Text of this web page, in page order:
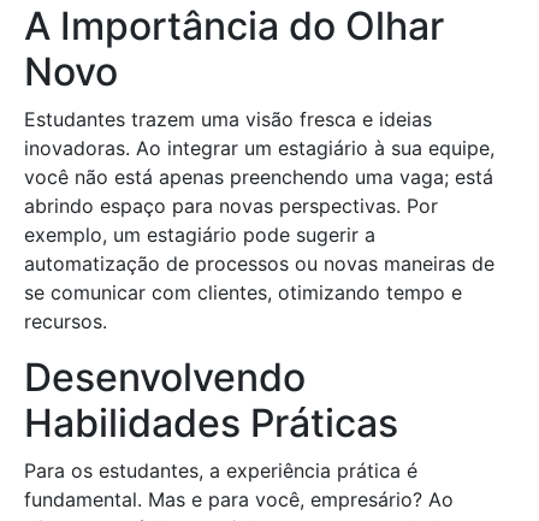
A Importância do Olhar
Novo
Estudantes trazem uma visão fresca e ideias
inovadoras. Ao integrar um estagiário à sua equipe,
você não está apenas preenchendo uma vaga; está
abrindo espaço para novas perspectivas. Por
exemplo, um estagiário pode sugerir a
automatização de processos ou novas maneiras de
se comunicar com clientes, otimizando tempo e
recursos.
Desenvolvendo
Habilidades Práticas
Para os estudantes, a experiência prática é
fundamental. Mas e para você, empresário? Ao